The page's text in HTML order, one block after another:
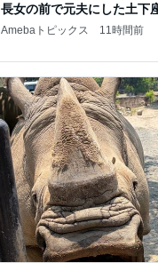
長女の前で元夫にした土下
Amebaトピックス 11時間前